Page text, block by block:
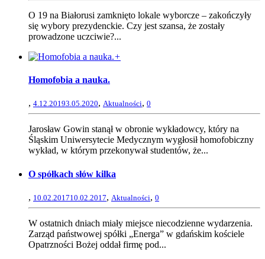
O 19 na Białorusi zamknięto lokale wyborcze – zakończyły
się wybory prezydenckie. Czy jest szansa, że zostały
prowadzone uczciwie?...
+
Homofobia a nauka.
, 4.12.20193.05.2020, Aktualności, 0
Jarosław Gowin stanął w obronie wykładowcy, który na
Śląskim Uniwersytecie Medycznym wygłosił homofobiczny
wykład, w którym przekonywał studentów, że...
O spółkach słów kilka
, 10.02.201710.02.2017, Aktualności, 0
W ostatnich dniach miały miejsce niecodzienne wydarzenia.
Zarząd państwowej spółki „Energa” w gdańskim kościele
Opatrzności Bożej oddał firmę pod...